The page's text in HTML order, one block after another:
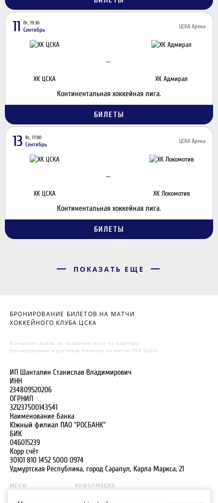
11 Пт, 19:30
Сентябрь ЦСКА Арена
ХК ЦСКА
—
ХК Адмирал
Континентальная хоккейная лига.
БИЛЕТЫ
13 Вс, 17:00
Сентябрь ЦСКА Арена
ХК ЦСКА
—
ХК Локомотив
Континентальная хоккейная лига.
БИЛЕТЫ
ПОКАЗАТЬ ЕЩЕ
БРОНИРОВАНИЕ БИЛЕТОВ НА МАТЧИ
ХОККЕЙНОГО КЛУБА ЦСКА
Консьерж-сервис по оказанию услуг по подбору,
бронированию и доставке билетов на матчи ПХК ЦСКА.
ИП Шанталин Станислав Владимирович
ИНН
234809520206
ОГРНИП
321237500143541
Наименование банка
Южный филиал ПАО "РОСБАНК"
БИК
046015239
Корр счёт
30101 810 1452 5000 0974
Удмуртская Республика, город Сарапул, Карла Маркса, 21
МЕНЮ ИНФОРМАЦИЯ